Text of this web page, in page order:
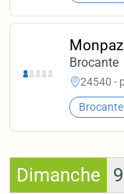
Brocante
24540 -
Brocante
Dimanche